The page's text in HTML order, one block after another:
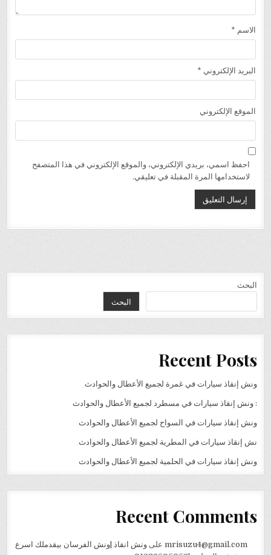
الاسم *
البريد الإلكتروني *
الموقع الإلكتروني
احفظ اسمي، بريدي الإلكتروني، والموقع الإلكتروني في هذا المتصفح
لاستخدامها المرة المقبلة في تعليقي.
البحث
البحث
Recent Posts
ونش إنقاذ سيارات في غمرة لجميع الأعطال والحوادث
: ونش إنقاذ سيارات في مسطرد لجميع الأعطال والحوادث
ونش إنقاذ سيارات في السواح لجميع الأعطال والحوادث
نش إنقاذ سيارات في المطرية لجميع الأعطال والحوادث
ونش إنقاذ سيارات في الحلمية لجميع الأعطال والحوادث
Recent Comments
mrisuzu4@gmail.comعلى ونش انقاذ |ونش الفرسان بيقدملك اسرع